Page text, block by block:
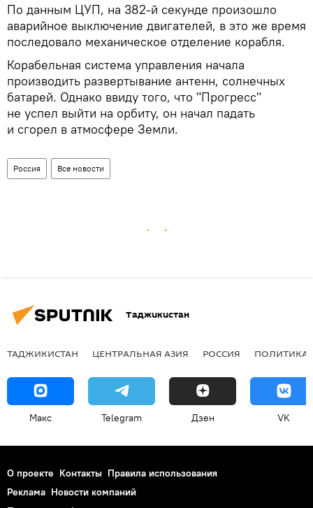
По данным ЦУП, на 382-й секунде произошло
аварийное выключение двигателей, в это же время
последовало механическое отделение корабля.
Корабельная система управления начала
производить развертывание антенн, солнечных
батарей. Однако ввиду того, что "Прогресс"
не успел выйти на орбиту, он начал падать
и сгорел в атмосфере Земли.
Россия Все новости
Таджикистан
ТАДЖИКИСТАН ЦЕНТРАЛЬНАЯ АЗИЯ РОССИЯ ПОЛИТИКА
Макс Telegram Дзен VK
О проекте Контакты Правила использования
Реклама Новости компаний